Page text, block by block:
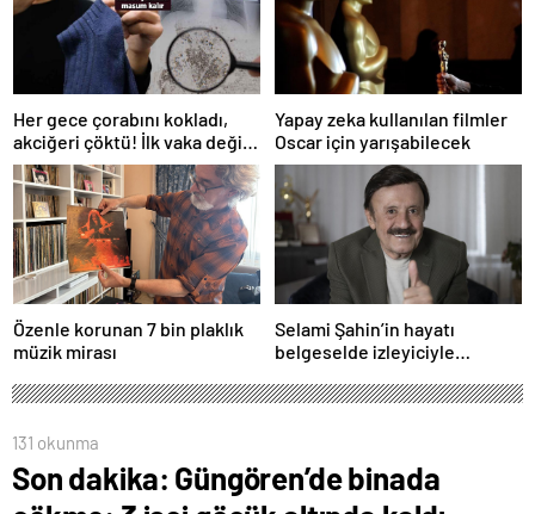
Her gece çorabını kokladı,
akciğeri çöktü! İlk vaka değil:
‘Klozet yanında masum kalır’
Yapay zeka kullanılan filmler
Oscar için yarışabilecek
Özenle korunan 7 bin plaklık
müzik mirası
Selami Şahin’in hayatı
belgeselde izleyiciyle
131 okunma
Son dakika: Güngören’de binada